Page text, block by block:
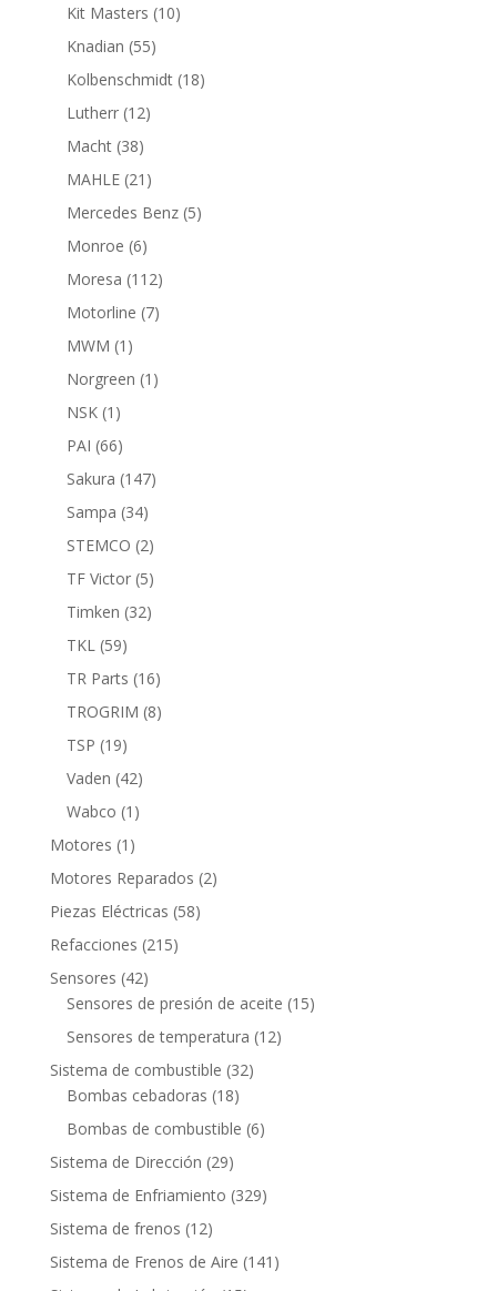
Kit Masters 1010
Knadian 5555
productos
Kolbenschmidt 1818
Lutherr 1212
Macht 3838
productos
MAHLE 21 21
productos
Mercedes Benz 55
Monroe 66
productos
Moresa 112112
productos
Motorline 77
MWM 1 1
producto
Norgreen 1 1
NSK 1 1
producto
PAI 6666
productos
Sakura 147147
Sampa 3434
productos
STEMCO 22
productos
TF Victor 55
productos
Timken 3232
TKL 5959
productos
TR Parts 1616
productos
TROGRIM 88
TSP 1919
productos
Vaden 4242
productos
Wabco 1 1
producto
Motores 1 1
producto
Motores Reparados 22
Piezas Eléctricas 5858
Refacciones 215215
Sensores 4242
productos
Sensores de presión de aceite 1515
Sensores de temperatura 1212
Sistema de combustible 3232
Bombas cebadoras 1818
productos
Bombas de combustible 66
Sistema de Dirección 2929
productos
Sistema de Enfriamiento 329329
Sistema de frenos 1212
productos
Sistema de Frenos de Aire 141 141